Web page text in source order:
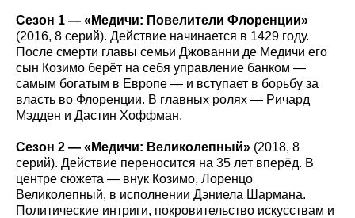
Сезон 1 — «Медичи: Повелители Флоренции»
(2016, 8 серий). Действие начинается в 1429 году.
После смерти главы семьи Джованни де Медичи его
сын Козимо берёт на себя управление банком —
самым богатым в Европе — и вступает в борьбу за
власть во Флоренции. В главных ролях — Ричард
Мэдден и Дастин Хоффман.
Сезон 2 — «Медичи: Великолепный» (2018, 8
серий). Действие переносится на 35 лет вперёд. В
центре сюжета — внук Козимо, Лоренцо
Великолепный, в исполнении Дэниела Шармана.
Политические интриги, покровительство искусствам и